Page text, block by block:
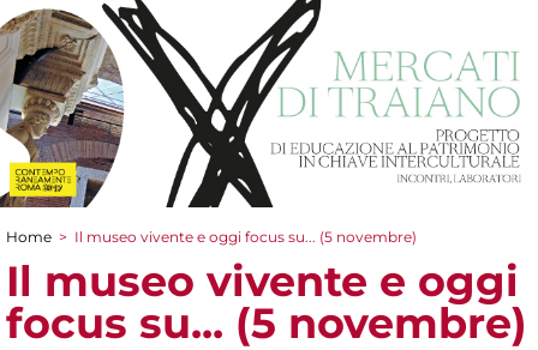
Tu sei qui
Home > Il museo vivente e oggi focus su... (5 novembre)
Il museo vivente e oggi
focus su... (5 novembre)